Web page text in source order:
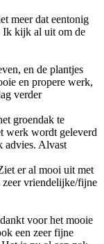
meer dat eentonig
Ik kijk al uit om de
en de plantjes
en propere werk,
verder
groendak te
werk wordt geleverd
advies. Alvast
er al mooi uit met
zeer vriendelijke/fijne
voor het mooie
een zeer fijne